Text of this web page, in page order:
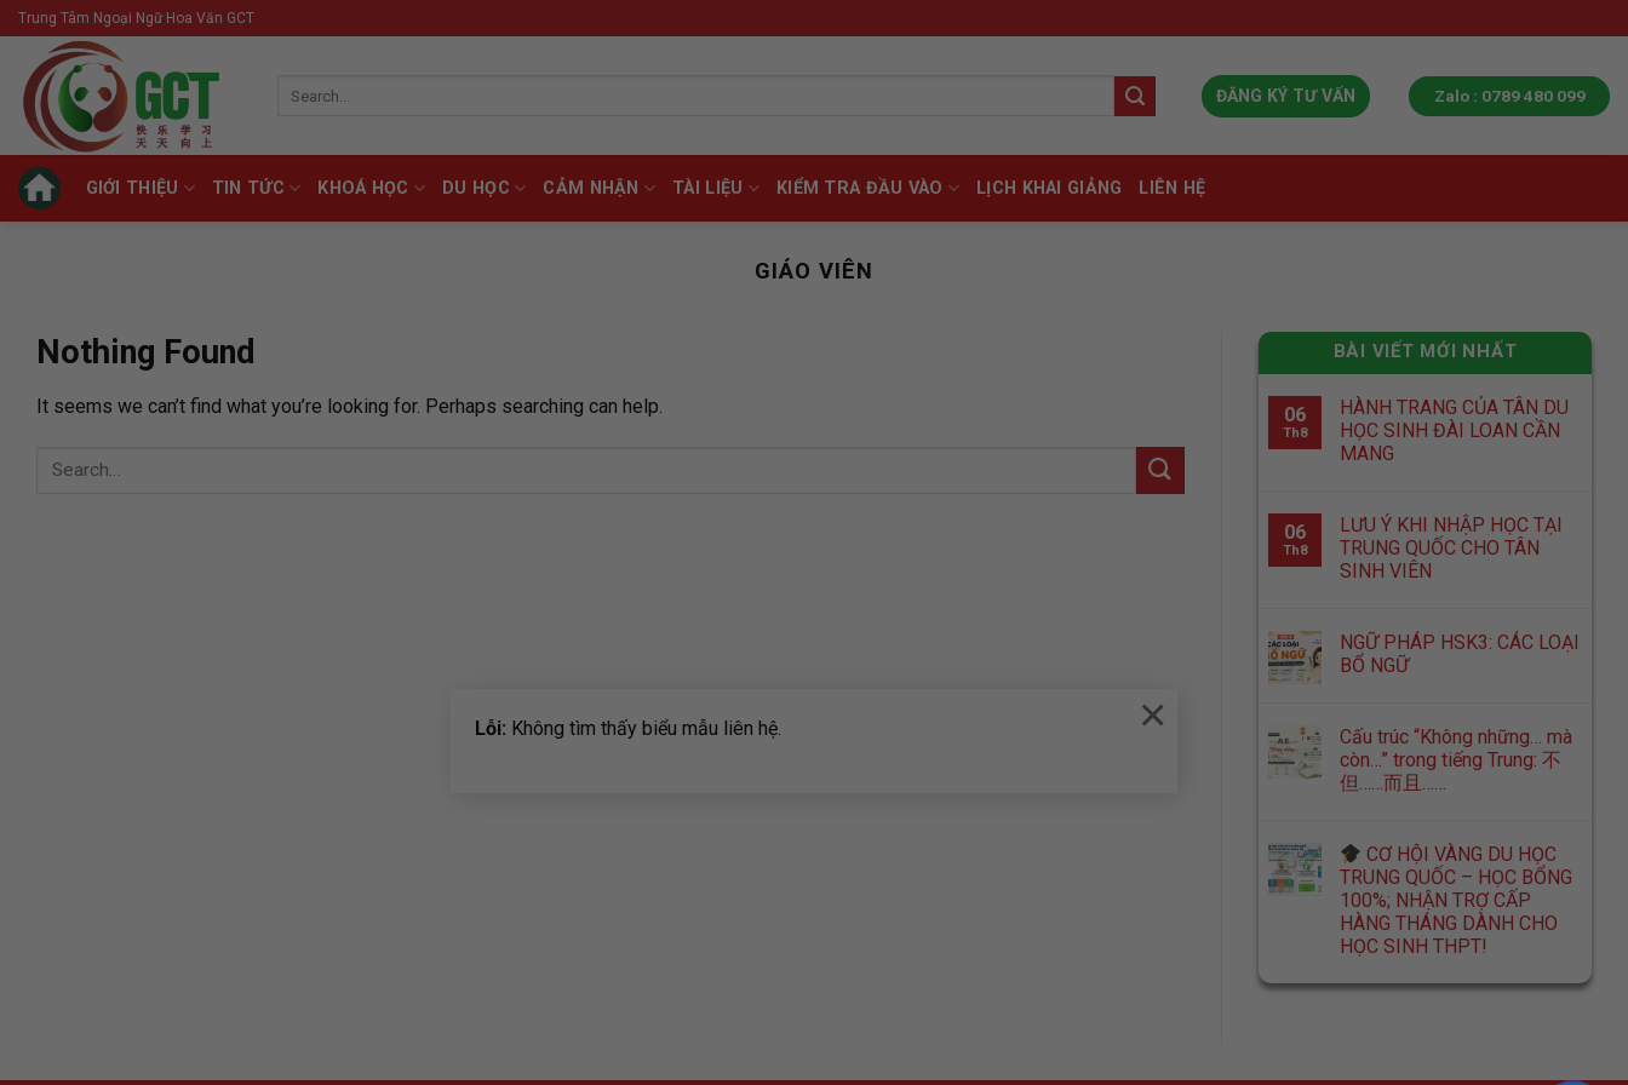
Lỗi: Không tìm thấy biểu mẫu liên hệ. ×
Skip
to
content
Trung Tâm Ngoại Ngữ Hoa Văn GCT
ĐĂNG KÝ TƯ VẤN Zalo : 0789 480 099
GIỚI THIỆU TIN TỨC KHOÁ HỌC DU HỌC CẢM NHẬN TÀI LIỆU KIỂM TRA ĐẦU VÀO LỊCH KHAI GIẢNG LIÊN HỆ
GIÁO VIÊN
Nothing Found
It seems we can’t find what you’re looking for. Perhaps searching can help.
BÀI VIẾT MỚI NHẤT
06
Th8
HÀNH TRANG CỦA TÂN DU
HỌC SINH ĐÀI LOAN CẦN
MANG
06
Th8
LƯU Ý KHI NHẬP HỌC TẠI
TRUNG QUỐC CHO TÂN
SINH VIÊN
NGỮ PHÁP HSK3: CÁC LOẠI
BỔ NGỮ
Cấu trúc “Không những… mà
còn…” trong tiếng Trung: 不
但……而且……
CƠ HỘI VÀNG DU HỌC
TRUNG QUỐC – HỌC BỔNG
100%; NHẬN TRỢ CẤP
HÀNG THÁNG DÀNH CHO
HỌC SINH THPT!